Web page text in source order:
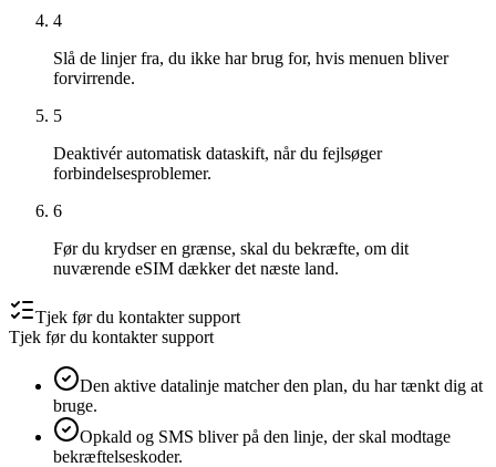
4
Slå de linjer fra, du ikke har brug for, hvis menuen bliver
forvirrende.
5
Deaktivér automatisk dataskift, når du fejlsøger
forbindelsesproblemer.
6
Før du krydser en grænse, skal du bekræfte, om dit
nuværende eSIM dækker det næste land.
Tjek før du kontakter support
Tjek før du kontakter support
Den aktive datalinje matcher den plan, du har tænkt dig at
bruge.
Opkald og SMS bliver på den linje, der skal modtage
bekræftelseskoder.